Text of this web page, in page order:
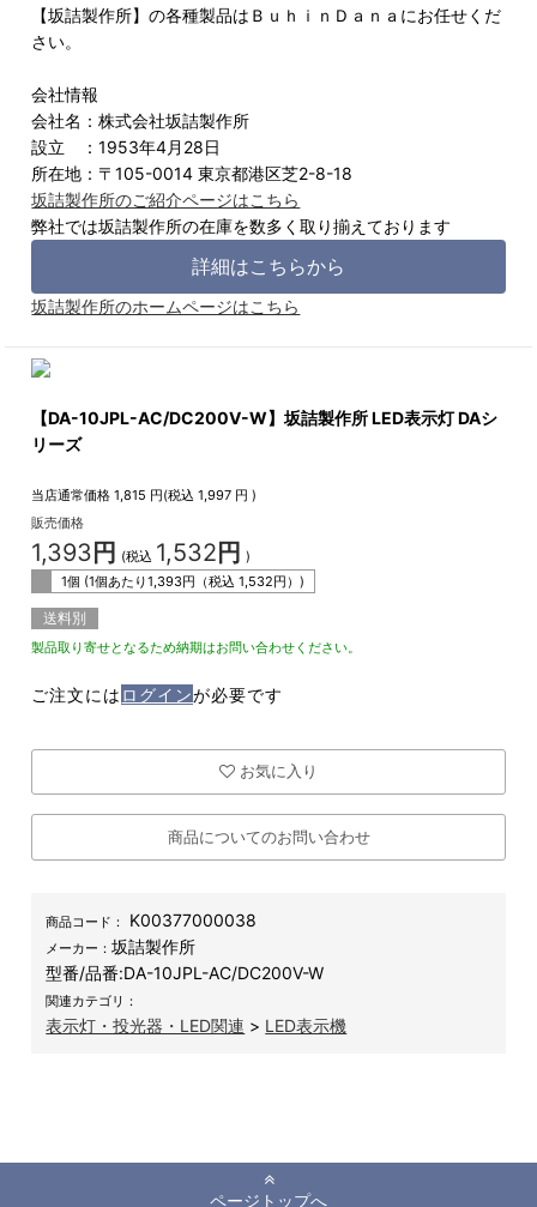
【坂詰製作所】の各種製品はＢｕｈｉｎＤａｎａにお任せくだ
さい。
会社情報
会社名：株式会社坂詰製作所
設立 ：1953年4月28日
所在地：〒105-0014 東京都港区芝2-8-18
坂詰製作所のご紹介ページはこちら
弊社では坂詰製作所の在庫を数多く取り揃えております
詳細はこちらから
坂詰製作所のホームページはこちら
【DA-10JPL-AC/DC200V-W】坂詰製作所 LED表示灯 DAシ
リーズ
当店通常価格 1,815 円(税込1,997 円 )
販売価格
1,393 円 (税込 1,532 円 )
1個 (1個あたり1,393円（税込1,532円）)
送料別
製品取り寄せとなるため納期はお問い合わせください。
ご注文には ログインが必要です
お気に入り
商品についてのお問い合わせ
商品コード： K00377000038
メーカー：坂詰製作所
型番/品番:DA-10JPL-AC/DC200V-W
関連カテゴリ：
表示灯・投光器・LED関連 > LED表示機
ページトップへ